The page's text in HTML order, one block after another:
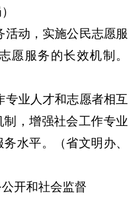
动，实施公民志愿服
愿服务的长效机制。
业人才和志愿者相互
，增强社会工作专业
水平。（省文明办、
开和社会监督